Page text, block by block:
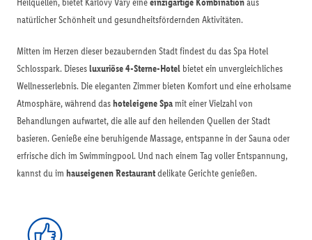
Heilquellen, bietet Karlovy Vary eineeinzigartige Kombinationaus
natürlicher Schönheit und gesundheitsfördernden Aktivitäten.
Mitten im Herzen dieser bezaubernden Stadt findest du das Spa Hotel
Schlosspark. Diesesluxuriöse 4-Sterne-Hotel bietet ein unvergleichliches
Wellnesserlebnis. Die eleganten Zimmer bieten Komfort und eine erholsame
Atmosphäre, während dashoteleigene Spamit einer Vielzahl von
Behandlungen aufwartet, die alle auf den heilenden Quellen der Stadt
basieren. Genieße eine beruhigende Massage, entspanne in der Sauna oder
erfrische dich im Swimmingpool. Und nach einem Tag voller Entspannung,
kannst du im hauseigenen Restaurantdelikate Gerichte genießen.